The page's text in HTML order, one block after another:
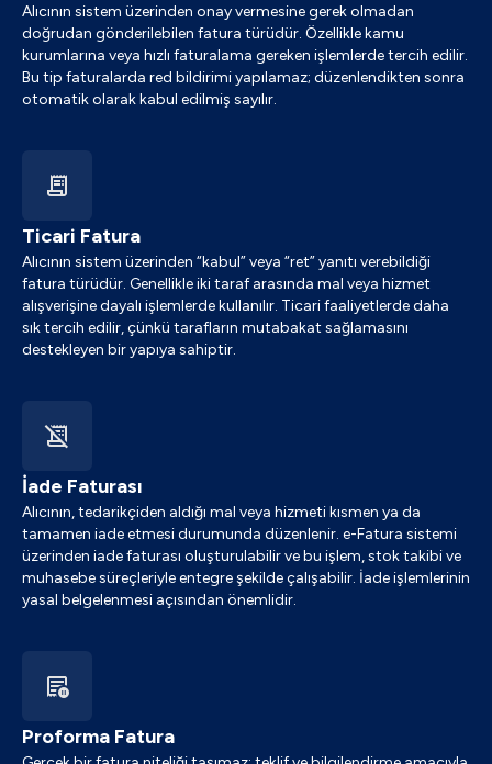
Alıcının sistem üzerinden onay vermesine gerek olmadan
doğrudan gönderilebilen fatura türüdür. Özellikle kamu
kurumlarına veya hızlı faturalama gereken işlemlerde tercih edilir.
Bu tip faturalarda red bildirimi yapılamaz; düzenlendikten sonra
otomatik olarak kabul edilmiş sayılır.
Ticari Fatura
Alıcının sistem üzerinden “kabul” veya “ret” yanıtı verebildiği
fatura türüdür. Genellikle iki taraf arasında mal veya hizmet
alışverişine dayalı işlemlerde kullanılır. Ticari faaliyetlerde daha
sık tercih edilir, çünkü tarafların mutabakat sağlamasını
destekleyen bir yapıya sahiptir.
İade Faturası
Alıcının, tedarikçiden aldığı mal veya hizmeti kısmen ya da
tamamen iade etmesi durumunda düzenlenir. e-Fatura sistemi
üzerinden iade faturası oluşturulabilir ve bu işlem, stok takibi ve
muhasebe süreçleriyle entegre şekilde çalışabilir. İade işlemlerinin
yasal belgelenmesi açısından önemlidir.
Proforma Fatura